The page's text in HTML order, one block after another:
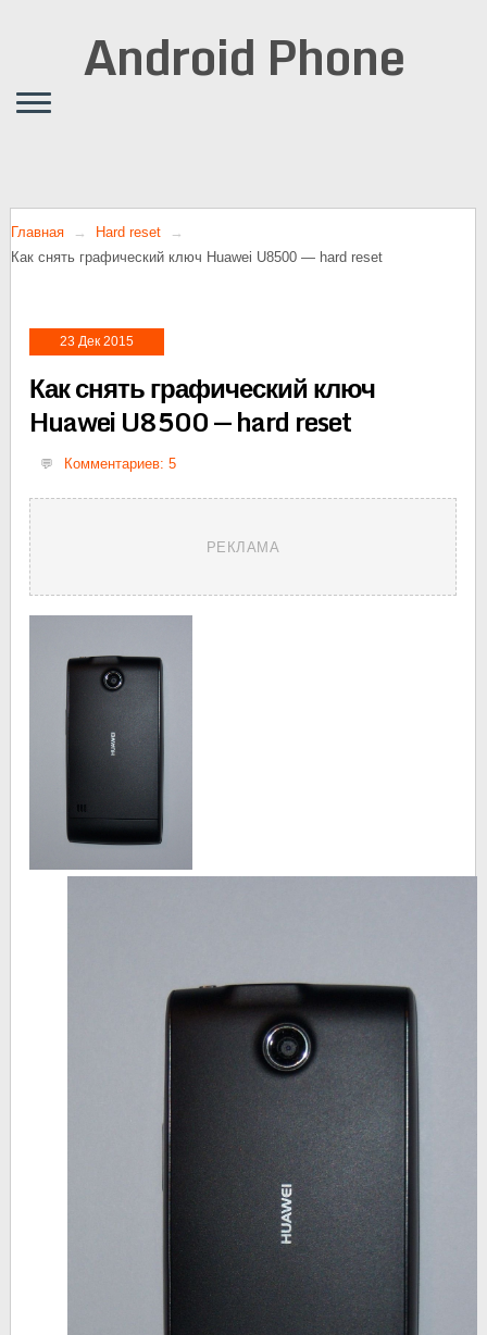
Android Phone
Главная
Hard reset
Как снять графический ключ Huawei U8500 — hard reset
23 Дек 2015
Как снять графический ключ
Huawei U8500 — hard reset
Комментариев: 5
РЕКЛАМА